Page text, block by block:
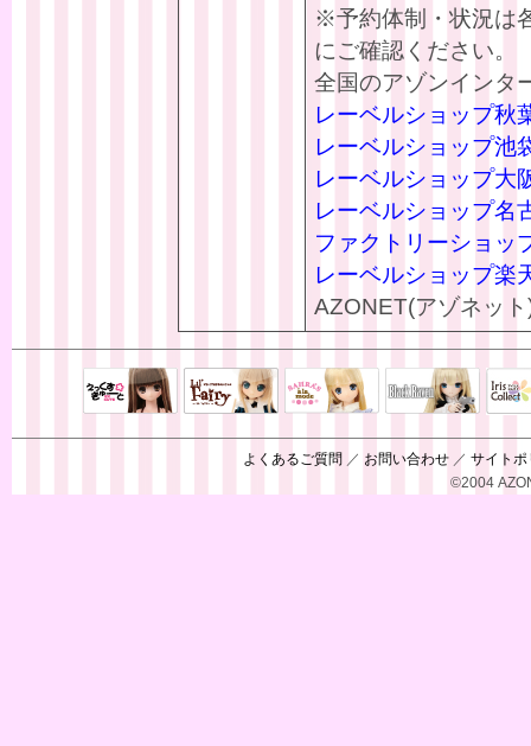
※予約体制・状況は
にご確認ください。
全国のアゾンインタ
レーベルショップ秋
レーベルショップ池
レーベルショップ大
レーベルショップ名
ファクトリーショッ
レーベルショップ楽
AZONET(アゾネット
よくあるご質問 ／ お問い合わせ ／ サイトポ
©2004